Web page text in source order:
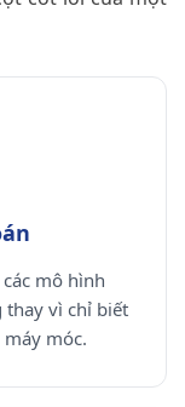
mô hình
thay vì chỉ biết
móc.